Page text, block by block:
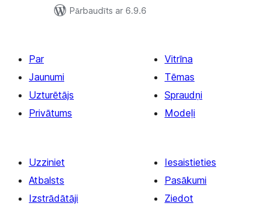
Pārbaudīts ar 6.9.6
Par
Jaunumi
Uzturētājs
Privātums
Vitrīna
Tēmas
Spraudņi
Modeļi
Uzziniet
Atbalsts
Izstrādātāji
Iesaistieties
Pasākumi
Ziedot